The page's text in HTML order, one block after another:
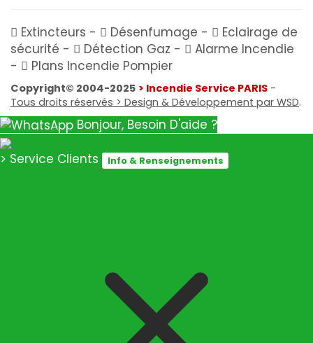
Extincteurs - Désenfumage -
Eclairage de
sécurité -
Détection Gaz -
Alarme Incendie
-
Plans Incendie Pompier
Copyright© 2004-2025 > Incendie Service PARIS -
Tous droits réservés > Design & Développement par WSD.
Bonjour, Besoin D'aide ?
> Service Clients Info & Renseignements